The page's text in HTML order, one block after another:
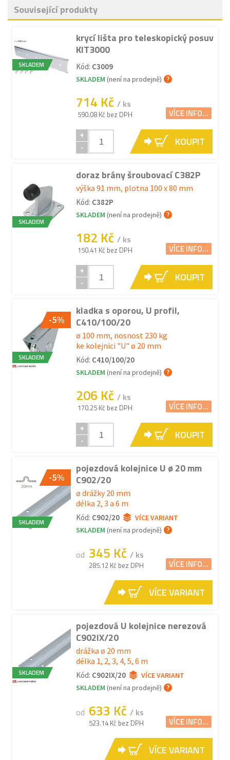
Související produkty
SKLADEM
krycí lišta pro teleskopický posuv
KIT3000
Kód: C3009
SKLADEM (není na prodejně)
714 Kč / ks
590.08 Kč bez DPH VÍCE INFO...
+
-
KOUPIT
SKLADEM
doraz brány šroubovací C382P
výška 91 mm, plotna 100 x 80 mm
Kód: C382P
SKLADEM (není na prodejně)
182 Kč / ks
150.41 Kč bez DPH VÍCE INFO...
+
-
KOUPIT
-5%
SKLADEM
kladka s oporou, U profil,
C410/100/20
ø 100 mm, nosnost 230 kg
ke kolejnici "U" ø 20 mm
Kód: C410/100/20
SKLADEM (není na prodejně)
206 Kč / ks
170.25 Kč bez DPH VÍCE INFO...
+
-
KOUPIT
-5%
SKLADEM
pojezdová kolejnice U ø 20 mm
C902/20
ø drážky 20 mm
délka 2, 3 a 6 m
Kód: C902/20
VÍCE VARIANT
SKLADEM (není na prodejně)
od 345 Kč / ks
285.12 Kč bez DPH VÍCE INFO...
VÍCE VARIANT
SKLADEM
pojezdová U kolejnice nerezová
C902IX/20
drážka ø 20 mm
délka 1, 2, 3, 4, 5, 6 m
Kód: C902IX/20
VÍCE VARIANT
SKLADEM (není na prodejně)
od 633 Kč / ks
523.14 Kč bez DPH VÍCE INFO...
VÍCE VARIANT